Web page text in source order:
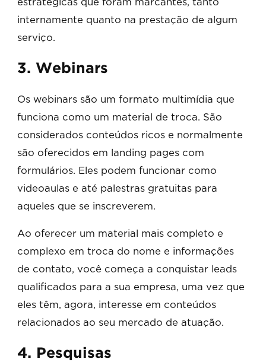
estratégicas que foram marcantes, tanto
internamente quanto na prestação de algum
serviço.
3. Webinars
Os webinars são um formato multimídia que
funciona como um material de troca. São
considerados conteúdos ricos e normalmente
são oferecidos em landing pages com
formulários. Eles podem funcionar como
videoaulas e até palestras gratuitas para
aqueles que se inscreverem.
Ao oferecer um material mais completo e
complexo em troca do nome e informações
de contato, você começa a conquistar leads
qualificados para a sua empresa, uma vez que
eles têm, agora, interesse em conteúdos
relacionados ao seu mercado de atuação.
4. Pesquisas